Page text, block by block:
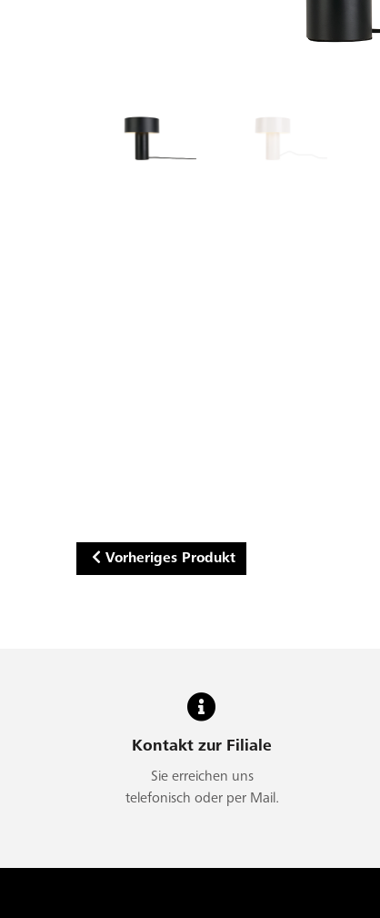
Vorheriges Produkt
Kontakt zur Filiale
Sie erreichen uns
telefonisch oder per Mail.